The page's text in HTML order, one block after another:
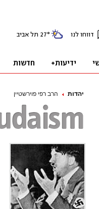
יהדות הרב רפי פוירשטיין